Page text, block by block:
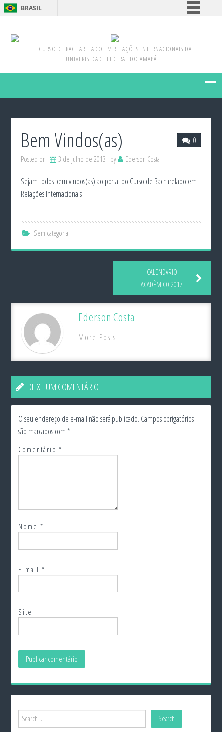
BRASIL
Participe
Acesso à informação
CURSO DE BACHARELADO EM RELAÇÕES INTERNACIONAIS DA
UNIVERISIDADE FEDERAL DO AMAPÁ
0
Bem Vindos(as)
Posted on 3 de julho de 2013 by Ederson Costa
Sejam todos bem vindos(as) ao portal do Curso de Bacharelado em
Relações Internacionais
Sem categoria
CALENDÁRIO
ACADÊMICO 2017
Ederson Costa
More Posts
DEIXE UM COMENTÁRIO
O seu endereço de e-mail não será publicado. Campos obrigatórios
são marcados com *
Comentário*
Nome*
E-mail*
Site